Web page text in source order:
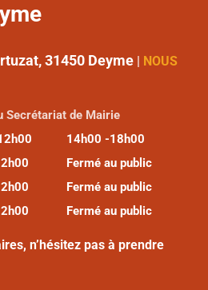
31450 Deyme| NOUS
Secrétariat de Mairie
14h00 -18h00
Fermé au public
Fermé au public
Fermé au public
n’hésitez pas à prendre